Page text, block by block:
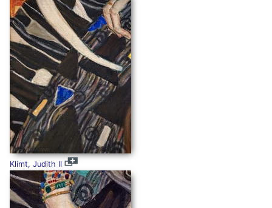
Klimt, Judith II